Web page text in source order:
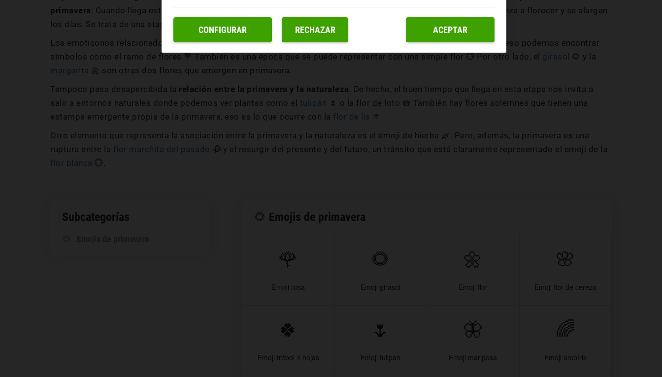
primavera . Cuando llega esta época el frío invierno va quedando atrás, suben las temperaturas, la naturaleza comienza a florecer y se alargan
los días. Se trata de una etapa de renacimiento.
Los emoticonos relacionados con la primavera guardan una relación muy estrecha con la alegría y con el amor, por eso podemos encontrar
símbolos como el ramo de flores 💐 También es una época que se puede representar con una simple flor 💮 Por otro lado, el girasol 🌻 y la
margarita 🌼 son otras dos flores que emergen en primavera.
Tampoco pasa desapercibida la relación entre la primavera y la naturaleza . De hecho, el buen tiempo que llega en esta etapa nos invita a
salir a entornos naturales donde podemos ver plantas como el tulipán 🌷 o la flor de loto 🪷 También hay flores solemnes que tienen una
estampa emergente propia de la primavera, eso es lo que ocurre con la flor de lis ⚜️
Otro elemento que representa la asociación entre la primavera y la naturaleza es el emoji de hierba 🌿. Pero, además, la primavera es una
ruptura entre la flor marchita del pasado 🥀 y el resurgir del presente y del futuro, un tránsito que está claramente representado el emoji de la
flor blanca 💮.
Subcategorías 🌻 Emojis de primavera
🌹
Emoji rosa
🌻
Emoji girasol
🌼
Emoji flor
🌸
Emoji flor de cerezo
🍀
Emoji trébol 4 hojas
🌷
Emoji tulipán
🦋
Emoji mariposa
🌈
Emoji arcoíris
RECHAZAR ACEPTAR
CONFIGURAR